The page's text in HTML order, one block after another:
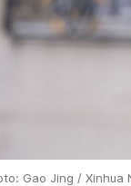
Gao Jing / Xinhua